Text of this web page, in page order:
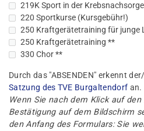
219K Sport in der
220 Sportkurse (Kursgebühr!)
250 Kraftgerätetraining für junge
250 Kraftgerätetraining **
330 Chor **
Durch das "ABSENDEN" erkennt
Satzung des TVE Burgaltendorf an.
Wenn Sie nach dem Klick auf
Bestätigung auf dem Bildschirm
den Anfang des Formulars: Sie